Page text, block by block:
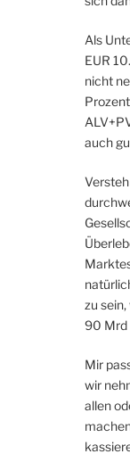
Als
EUR
nicht
auch
zu
90 Mrd
Mir
wir
allen